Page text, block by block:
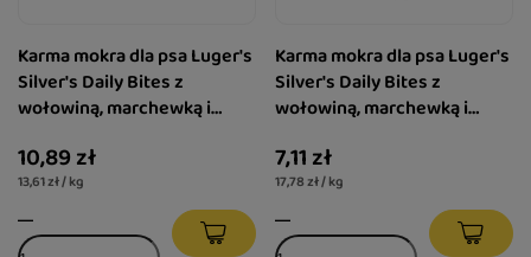
Karma mokra dla psa Luger's
Silver's Daily Bites z
wołowiną, marchewką i
10,89 zł
13,61 zł / kg
Karma mokra dla psa Luger's
Silver's Daily Bites z
wołowiną, marchewką i
7,11 zł
17,78 zł / kg